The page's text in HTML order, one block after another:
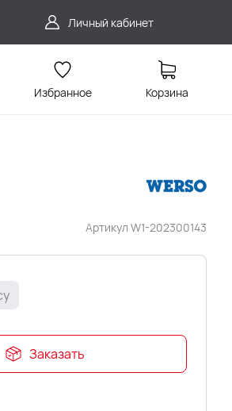
Личный кабинет
Избранное Корзина
Артикул W1-202300143
Заказать